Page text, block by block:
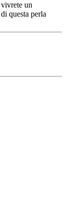
un
questa perla